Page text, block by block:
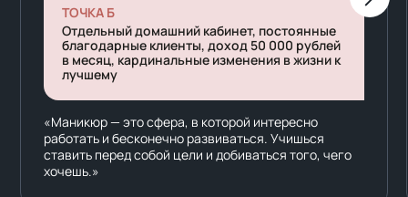
ТОЧКА Б
Отдельный домашний кабинет, постоянные
благодарные клиенты, доход 50 000 рублей
в месяц, кардинальные изменения в жизни к
лучшему
«Маникюр — это сфера, в которой интересно
работать и бесконечно развиваться. Учишься
ставить перед собой цели и добиваться того, чего
хочешь.»